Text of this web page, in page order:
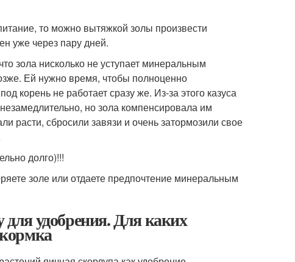
то можно вытяжкой золы произвести
уже через пару дней.
зола нисколько не уступает минеральным
Ей нужно время, чтобы полноценно
корень не работает сразу же. Из-за этого казуса
но зола компенсировала им
расти, сбросили завязи и очень затормозили свое
долго)!!!
золе или отдаете предпочтение минеральным
удобрения. Для каких